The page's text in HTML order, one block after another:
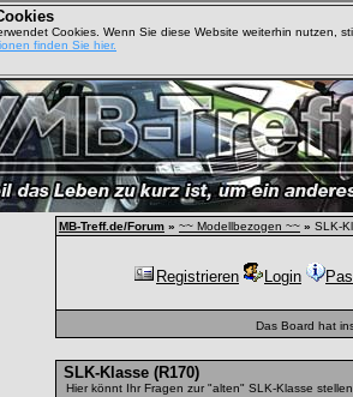
Cookies. Wenn Sie diese Website weiterhin nutzen,
finden Sie hier.
MB-Treff.de/Forum » ~~ Modellbezogen ~~ » SLK-
Registrieren Login
Das Board hat
SLK-Klasse (R170)
Hier könnt Ihr Fragen zur "alten" SLK-Klasse